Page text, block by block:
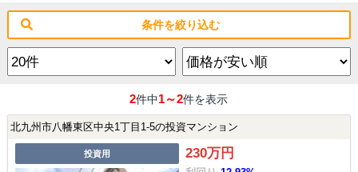
条件を絞り込む
2件中1～2件を表示
北九州市八幡東区中央1丁目1-5の投資マンション
投資用 230万円